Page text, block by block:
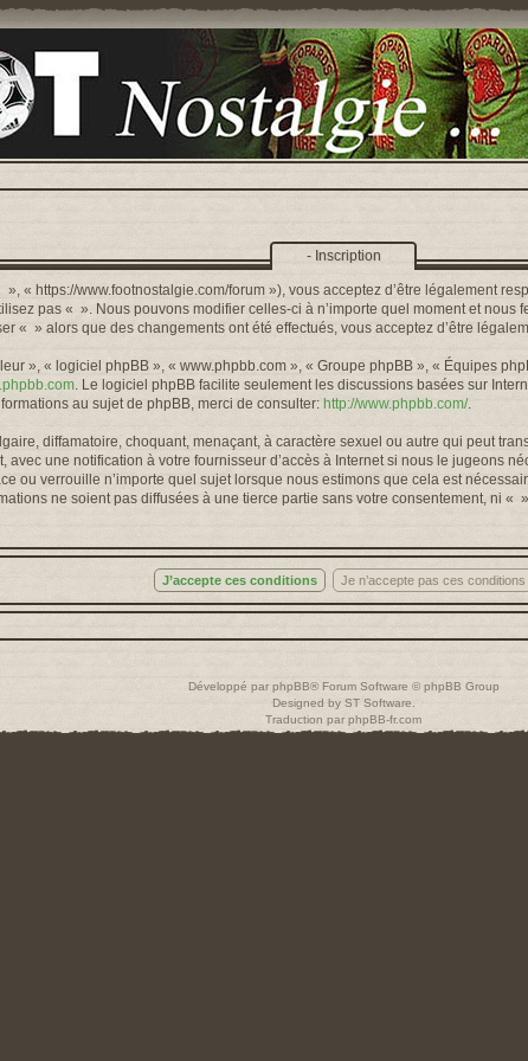
- Inscription
« https://www.footnostalgie.com/forum »), vous acceptez d’être légalement
pas « ». Nous pouvons modifier celles-ci à n’importe quel moment et
« » alors que des changements ont été effectués, vous acceptez d’être
», « logiciel phpBB », « www.phpbb.com », « Groupe phpBB », « Équipes
. Le logiciel phpBB facilite seulement les discussions basées sur
au sujet de phpBB, merci de consulter: http://www.phpbb.com/.
diffamatoire, choquant, menaçant, à caractère sexuel ou autre qui peut
une notification à votre fournisseur d’accès à Internet si nous le jugeons
ou verrouille n’importe quel sujet lorsque nous estimons que cela est
ne soient pas diffusées à une tierce partie sans votre consentement, ni
Développé par phpBB® Forum Software © phpBB Group
Designed by ST Software
Traduction par phpBB-fr.com